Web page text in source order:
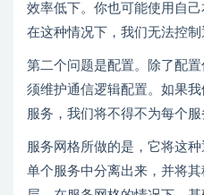
效率低下。你也可能使用自己
在这种情况下，我们无法控制
第二个问题是配置。除了配
须维护通信逻辑配置。如果
服务，我们将不得不为每个服
服务网格所做的是，它将这
单个服务中分离出来，并将